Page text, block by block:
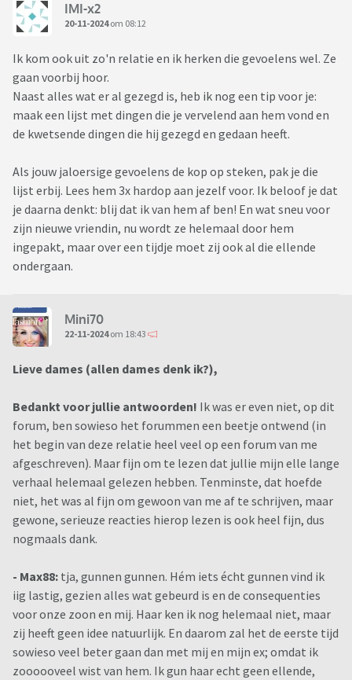
IMI-x2
20-11-2024om 08:12
Ik kom ook uit zo'n relatie en ik herken die gevoelens wel. Ze
gaan voorbij hoor.
Naast alles wat er al gezegd is, heb ik nog een tip voor je:
maak een lijst met dingen die je vervelend aan hem vond en
de kwetsende dingen die hij gezegd en gedaan heeft.
Als jouw jaloersige gevoelens de kop op steken, pak je die
lijst erbij. Lees hem 3x hardop aan jezelf voor. Ik beloof je dat
je daarna denkt: blij dat ik van hem af ben! En wat sneu voor
zijn nieuwe vriendin, nu wordt ze helemaal door hem
ingepakt, maar over een tijdje moet zij ook al die ellende
ondergaan.
Mini70
22-11-2024om 18:43
Lieve dames (allen dames denk ik?),
Bedankt voor jullie antwoorden! Ik was er even niet, op dit
forum, ben sowieso het forummen een beetje ontwend (in
het begin van deze relatie heel veel op een forum van me
afgeschreven). Maar fijn om te lezen dat jullie mijn elle lange
verhaal helemaal gelezen hebben. Tenminste, dat hoefde
niet, het was al fijn om gewoon van me af te schrijven, maar
gewone, serieuze reacties hierop lezen is ook heel fijn, dus
nogmaals dank.
- Max88: tja, gunnen gunnen. Hém iets écht gunnen vind ik
iig lastig, gezien alles wat gebeurd is en de consequenties
voor onze zoon en mij. Haar ken ik nog helemaal niet, maar
zij heeft geen idee natuurlijk. En daarom zal het de eerste tijd
sowieso veel beter gaan dan met mij en mijn ex; omdat ik
zoooooveel wist van hem. Ik gun haar echt geen ellende,